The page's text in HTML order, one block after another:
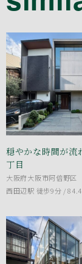
穏やかな時間が流
丁目
大阪府大阪市阿倍野区
西田辺駅 徒歩9分 /